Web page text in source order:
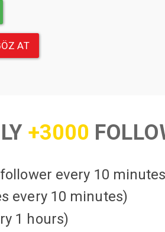
AT
+3000
every 10
every 10 minutes)
1 hours)